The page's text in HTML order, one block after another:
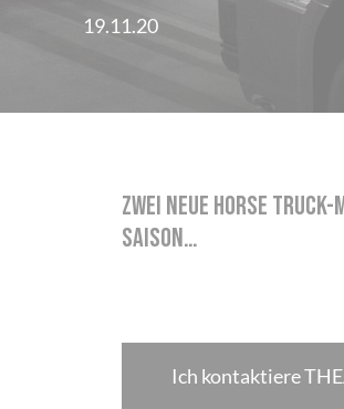
19.11.20
Zwei neue Horse
Saison…
Ich kontaktiere